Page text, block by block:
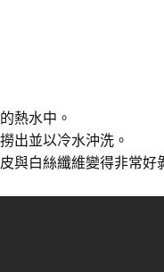
熱水中。
出並以冷水沖洗。
與白絲纖維變得非常好